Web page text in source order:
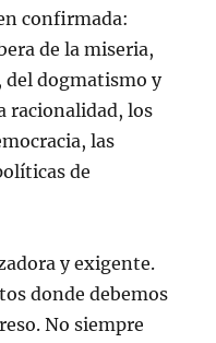
confirmada:
de la miseria,
del dogmatismo y
racionalidad, los
las
de
y exigente.
donde debemos
No siempre